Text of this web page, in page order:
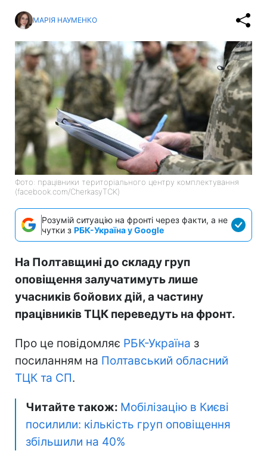
МАРІЯ НАУМЕНКО
Фото: працівники територіального центру комплектування
(facebook.com/CherkasyTCK)
Розумій ситуацію на фронті через факти, а не
чутки з РБК-Україна у Google
На Полтавщині до складу груп
оповіщення залучатимуть лише
учасників бойових дій, а частину
працівників ТЦК переведуть на фронт.
Про це повідомляє РБК-Україна з
посиланням на Полтавський обласний
ТЦК та СП.
Читайте також: Мобілізацію в Києві
посилили: кількість груп оповіщення
збільшили на 40%